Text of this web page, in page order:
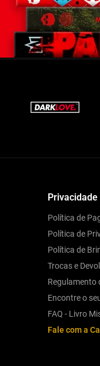
Política de
Política de
Política de
Trocas e
Regulamento
Encontre o
FAQ - Livro
Fale com a